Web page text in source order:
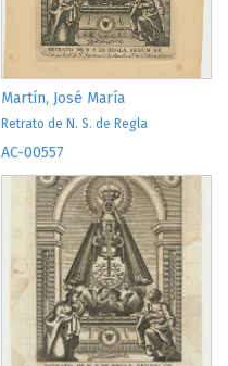
Martín, José María
Retrato de N. S. de Regla
AC-00557